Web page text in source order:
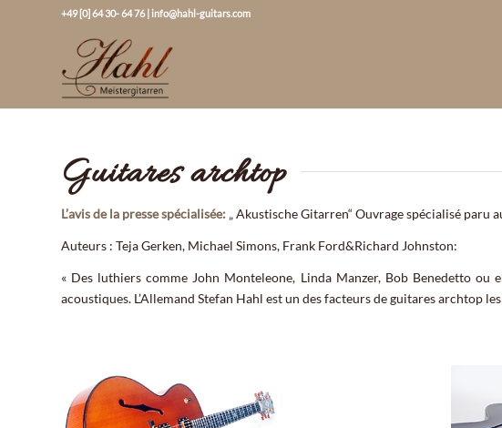
+49 [0] 64 30- 64 76|info@hahl-guitars.com
Guitares archtop
L’avis de la presse spécialisée: „ Akustische Gitarren“ Ouvrage spécialisé paru
Auteurs : Teja Gerken, Michael Simons, Frank Ford&Richard Johnston:
« Des luthiers comme John Monteleone, Linda Manzer, Bob Benedetto
acoustiques. L’Allemand Stefan Hahl est un des facteurs de guitares archtop